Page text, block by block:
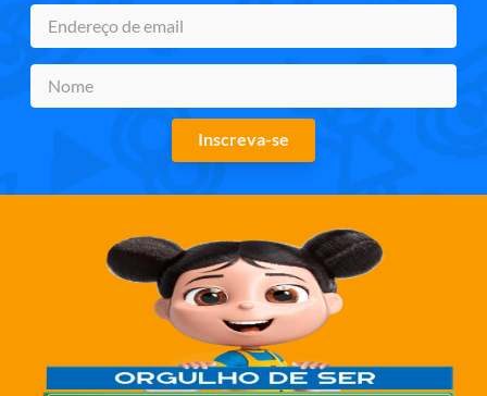
Inscreva-se